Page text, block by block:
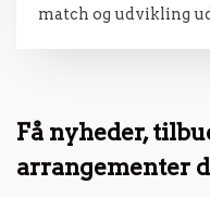
match og udvikling
Få nyheder,
arrangementer